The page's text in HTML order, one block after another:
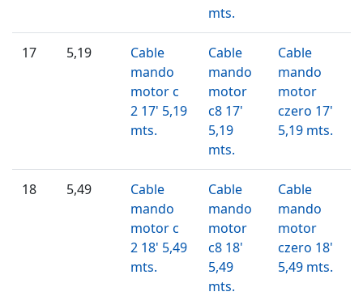
mts.
17 5,19
Cable
mando
motor c
2 17' 5,19
mts.
Cable
mando
motor
c8 17'
5,19
mts.
Cable
mando
motor
czero 17'
5,19 mts.
18 5,49
Cable
mando
motor c
2 18' 5,49
mts.
Cable
mando
motor
c8 18'
5,49
mts.
Cable
mando
motor
czero 18'
5,49 mts.